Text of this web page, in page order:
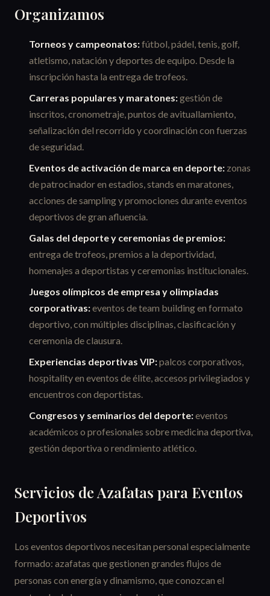
Organizamos
Torneos y campeonatos:fútbol, pádel, tenis, golf,
atletismo, natación y deportes de equipo. Desde la
inscripción hasta la entrega de trofeos.
Carreras populares y maratones:gestión de
inscritos, cronometraje, puntos de avituallamiento,
señalización del recorrido y coordinación con fuerzas
de seguridad.
Eventos de activación de marca en deporte: zonas
de patrocinador en estadios, stands en maratones,
acciones de sampling y promociones durante eventos
deportivos de gran afluencia.
Galas del deporte y ceremonias de premios:
entrega de trofeos, premios a la deportividad,
homenajes a deportistas y ceremonias institucionales.
Juegos olímpicos de empresa y olimpiadas
corporativas:eventos de team building en formato
deportivo, con múltiples disciplinas, clasificación y
ceremonia de clausura.
Experiencias deportivas VIP:palcos corporativos,
hospitality en eventos de élite, accesos privilegiados y
encuentros con deportistas.
Congresos y seminarios del deporte:eventos
académicos o profesionales sobre medicina deportiva,
gestión deportiva o rendimiento atlético.
Servicios de Azafatas para Eventos
Deportivos
Los eventos deportivos necesitan personal especialmente
formado: azafatas que gestionen grandes flujos de
personas con energía y dinamismo, que conozcan el